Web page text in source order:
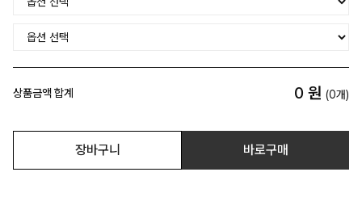
상품금액 합계 0 원 (0개)
장바구니 바로구매